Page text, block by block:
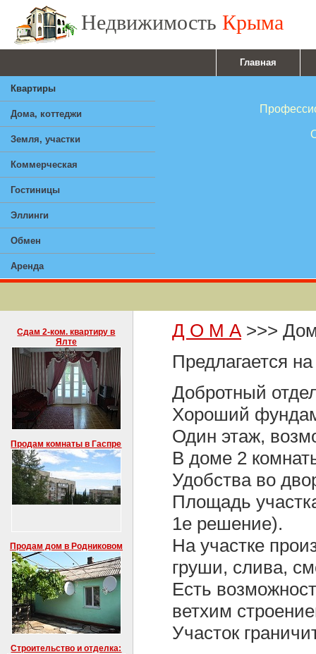
Недвижимость Крыма
Главная
Квартиры
Дома, коттеджи
Земля, участки
Коммерческая
Гостиницы
Эллинги
Обмен
Аренда
Сдам 2-ком. квартиру в
Ялте
Продам комнаты в Гаспре
Продам дом в Родниковом
Строительство и отделка:
Д О М А>>>
Предлагается
Добротный
Хороший
Один этаж,
В доме 2
Удобства во
Площадь
1е решение).
На участке
груши, слива,
Есть
ветхим
Участок